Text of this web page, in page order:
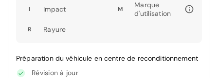
I Impact M
Marque
d'utilisation
R Rayure
Préparation du véhicule en centre de reconditionnement
Révision à jour